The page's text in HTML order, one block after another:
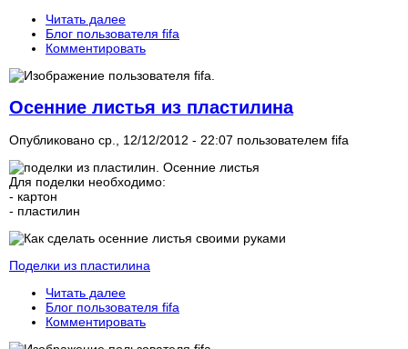
Читать далее
Блог пользователя fifa
Комментировать
Осенние листья из пластилина
Опубликовано ср., 12/12/2012 - 22:07 пользователем fifa
Для поделки необходимо:
- картон
- пластилин
Поделки из пластилина
Читать далее
Блог пользователя fifa
Комментировать